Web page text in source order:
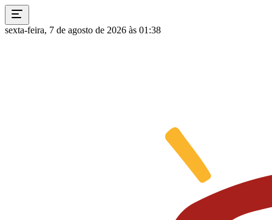
sexta-feira, 7 de agosto de 2026 às 01:38